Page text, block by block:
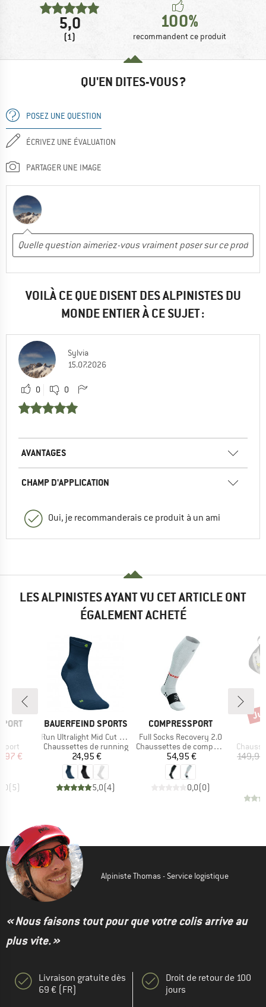
5,0
(1)
100%
recommandent ce produit
QU'EN DITES-VOUS ?
POSEZ UNE QUESTION
ÉCRIVEZ UNE ÉVALUATION
PARTAGER UNE IMAGE
VOILÀ CE QUE DISENT DES ALPINISTES DU
MONDE ENTIER À CE SUJET :
Sylvia
15.07.2026
0 0
AVANTAGES
CHAMP D'APPLICATION
Oui, je recommanderais ce produit à un ami
LES ALPINISTES AYANT VU CET ARTICLE ONT
ÉGALEMENT ACHETÉ
réduit
€
(5)
MARQUE
BAUERFEIND SPORTS
Article
Run Ultralight Mid Cut Socks
Product group
Chaussettes de running
Prix
24,95 €
5,0(4)
MARQUE
COMPRESSPORT
Article
Full Socks Recovery 2.0
Product group
Chaussettes de compression
Prix
54,95 €
0,0(0)
Alpiniste Thomas - Service logistique
« Nous faisons tout pour que votre colis arrive au
plus vite. »
Livraison gratuite dès
69 € (FR)
Droit de retour de 100
jours